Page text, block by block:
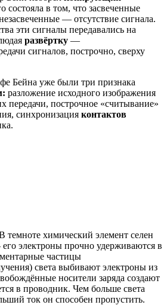
состояла в том, что засвеченные
— отсутствие сигнала.
эти сигналы передавались на
развёртку —
сигналов, построчно, сверху
Бейна уже были три признака
разложение исходного изображения
передачи, построчное «считывание»
синхронизация контактов
темноте химический элемент селен
электроны прочно удерживаются в
частицы
света выбивают электроны из
носители заряда создают
в проводник. Чем больше света
ток он способен пропустить.